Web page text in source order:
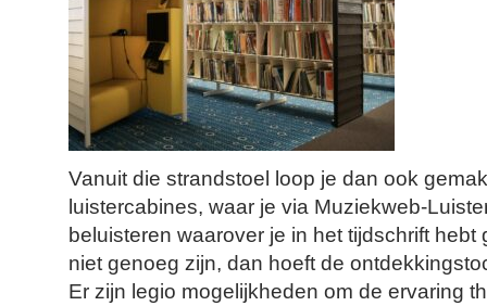
Vanuit die strandstoel loop je dan ook
luistercabines, waar je via Muziekweb-
beluisteren waarover je in het tijdschrift
niet genoeg zijn, dan hoeft de
Er zijn legio mogelijkheden om de ervaring